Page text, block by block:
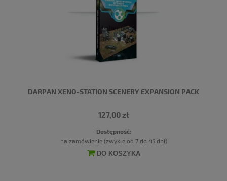
DARPAN XENO-STATION SCENERY EXPANSION PACK
127,00 zł
Dostępność:
na zamówienie (zwykle od 7 do 45 dni)
DO KOSZYKA